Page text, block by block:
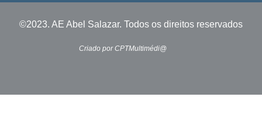
©2023. AE Abel Salazar. Todos os direitos reservados
Criado por CPTMultimédi@